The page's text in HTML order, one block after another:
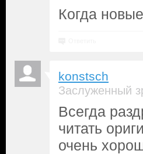
Когда
konstsch
Заслуженный
Всегда
читать
очень